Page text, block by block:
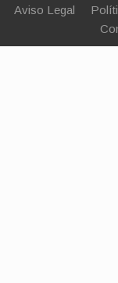
Aviso Legal